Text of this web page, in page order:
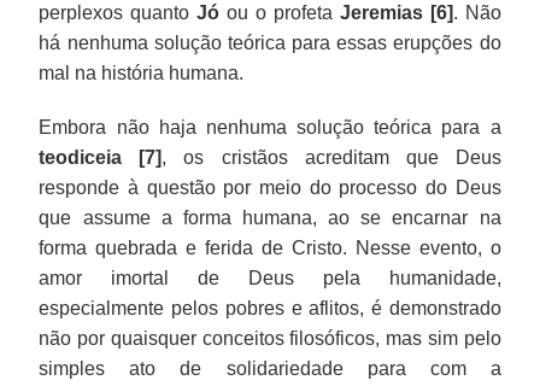
perplexos quantoJó ou o profeta Jeremias [6]. Não
há nenhuma solução teórica para essas erupções do
mal na história humana.
Embora não haja nenhuma solução teórica para a
teodiceia [7], os cristãos acreditam que Deus
responde à questão por meio do processo do Deus
que assume a forma humana, ao se encarnar na
forma quebrada e ferida de Cristo. Nesse evento, o
amor imortal de Deus pela humanidade,
especialmente pelos pobres e aflitos, é demonstrado
não por quaisquer conceitos filosóficos, mas sim pelo
simples ato de solidariedade para com a